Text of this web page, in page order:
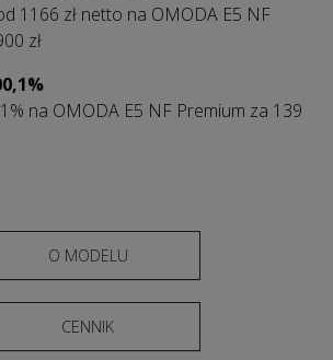
1166 zł netto na OMODA E5 NF
zł
na OMODA E5 NF Premium za 139
O MODELU
CENNIK